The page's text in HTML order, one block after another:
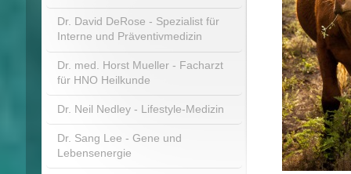
Dr. David DeRose - Spezialist für
Interne und Präventivmedizin
Dr. med. Horst Mueller - Facharzt
für HNO Heilkunde
Dr. Neil Nedley - Lifestyle-Medizin
Dr. Sang Lee - Gene und
Lebensenergie